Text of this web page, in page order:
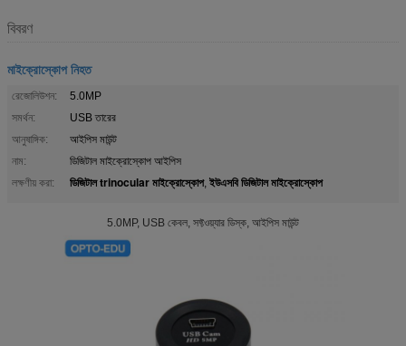
বিবরণ
মাইক্রোস্কোপ নিহত
রেজোলিউশন:
5.0MP
সমর্থন:
USB তারের
আনুষাঙ্গিক:
আইপিস মাউন্ট
নাম:
ডিজিটাল মাইক্রোস্কোপ আইপিস
লক্ষণীয় করা:
ডিজিটাল trinocular মাইক্রোস্কোপ, ইউএসবি ডিজিটাল মাইক্রোস্কোপ
5.0MP, USB কেবল, সফ্টওয়্যার ডিস্ক, আইপিস মাউন্ট